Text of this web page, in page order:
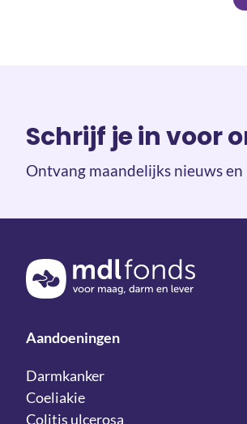
Schrijf je in voor
Ontvang maandelijks nieuws
Terug naar de homepage
Aandoeningen
Darmkanker
Coeliakie
Colitis ulcerosa